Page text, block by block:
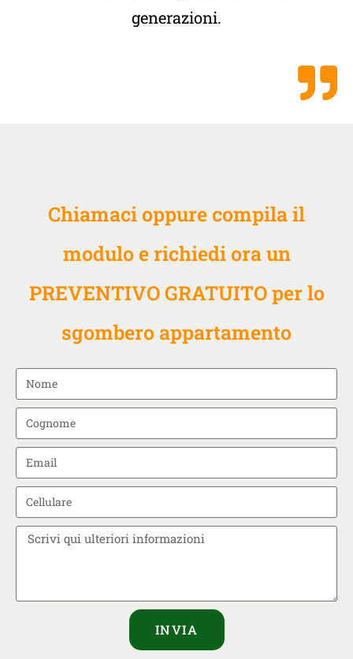
generazioni.
Chiamaci oppure compila il
modulo e richiedi ora un
PREVENTIVO GRATUITO per lo
sgombero appartamento
INVIA